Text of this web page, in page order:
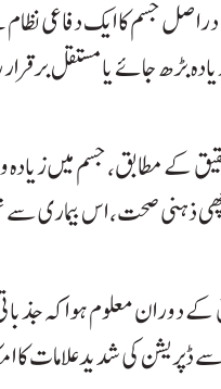
جسم کا ایک دفاعی
بڑھ جائے یا مستقل
کے مطابق، جسم میں زیادہ
ذہنی صحت، اس بیماری سے
کی شدید علامات کا